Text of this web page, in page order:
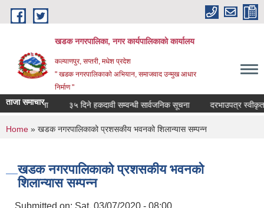
Skip to main content
खडक नगरपालिका, नगर कार्यपालिकाकाे कार्यालय
कल्याणपुर, सप्तरी, मधेश प्रदेश
" खडक नगरपालिकाको अभियान, समाजवाद उन्मुख आधार
निर्माण "
ताजा समाचार
सूचना ३५ दिने हकदावी सम्वन्धी सार्वजनिक सूचना दरभाउपत्र स्वीकृत गर्ने
You are here
Home » खडक नगरपालिकाको प्रशसकीय भवनको शिलान्यास सम्पन्न
खडक नगरपालिकाको प्रशसकीय भवनको
शिलान्यास सम्पन्न